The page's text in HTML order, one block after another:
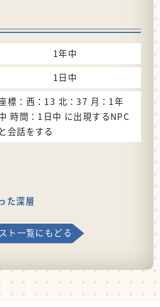
1年中
1日中
標：西：13 北：37 月：1年
時間：1日中 に出現するNPC
と会話をする
た深層
ト一覧にもどる